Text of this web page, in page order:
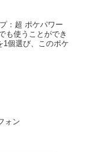
：超 ポケパワー
も使うことができ
1個選び、このポケ
ォン